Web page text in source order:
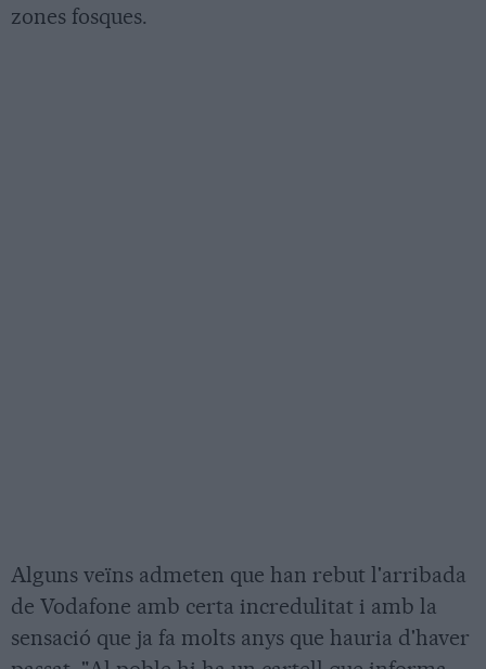
zones fosques.
Alguns veïns admeten que han rebut l'arribada
de Vodafone amb certa incredulitat i amb la
sensació que ja fa molts anys que hauria d'haver